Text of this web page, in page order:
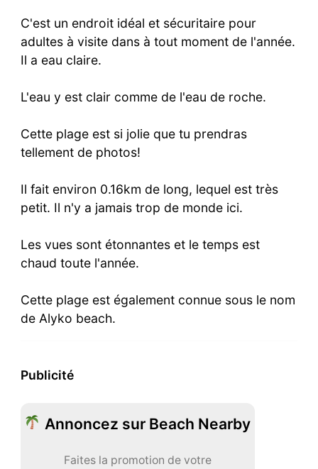
C'est un endroit idéal et sécuritaire pour
adultes à visite dans à tout moment de l'année.
Il a eau claire.
L'eau y est clair comme de l'eau de roche.
Cette plage est si jolie que tu prendras
tellement de photos!
Il fait environ 0.16km de long, lequel est très
petit. Il n'y a jamais trop de monde ici.
Les vues sont étonnantes et le temps est
chaud toute l'année.
Cette plage est également connue sous le nom
de Alyko beach.
Publicité
Annoncez sur Beach Nearby
Faites la promotion de votre